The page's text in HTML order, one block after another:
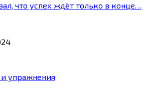
что успех ждёт только в конце…
упражнения